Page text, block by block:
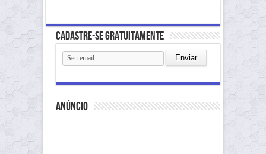
Cadastre-se gratuitamente
anúncio